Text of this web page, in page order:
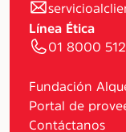
Línea Ética
01 8000
Fundación
Portal de
Contáctanos